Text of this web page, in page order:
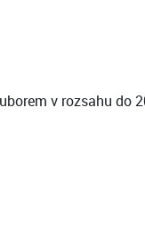
v rozsahu